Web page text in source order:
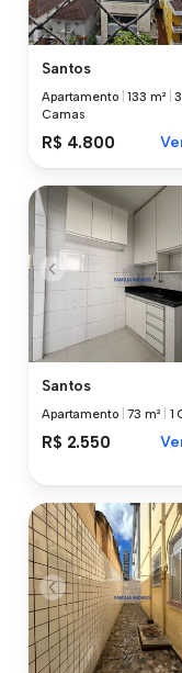
Santos
Apartamento |133 m² |3
Camas
R$ 4.800
Santos
Apartamento |73 m² 1
R$ 2.550